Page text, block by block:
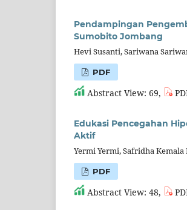
Pendampingan
Sumobito Jombang
Hevi Susanti, Sariwana
PDF
Abstract View: 69,
Edukasi Pencegahan
Aktif
Yermi Yermi, Safridha
PDF
Abstract View: 48,